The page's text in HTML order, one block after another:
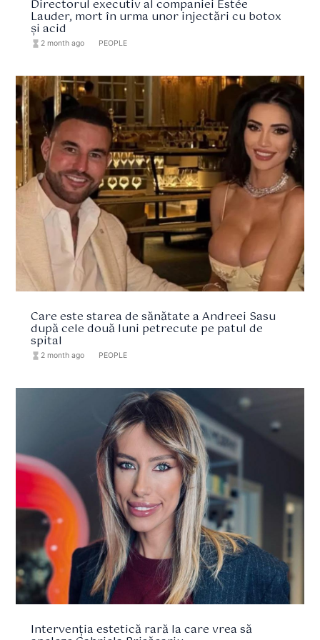
Directorul executiv al companiei Estée
Lauder, mort în urma unor injectări cu botox
și acid
hourglass_full 2 month ago PEOPLE
Care este starea de sănătate a Andreei Sasu
după cele două luni petrecute pe patul de
spital
hourglass_full 2 month ago PEOPLE
Intervenția estetică rară la care vrea să